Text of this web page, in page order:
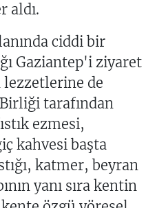
aldı.
ciddi bir
Gaziantep'i ziyaret
de
tarafından
ezmesi,
kahvesi başta
katmer, beyran
yanı sıra kentin